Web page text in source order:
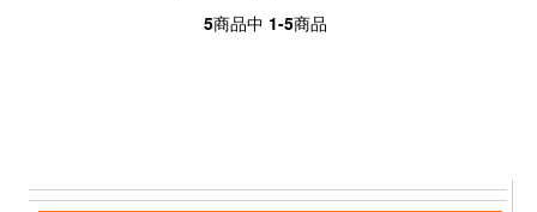
5商品中 1-5商品